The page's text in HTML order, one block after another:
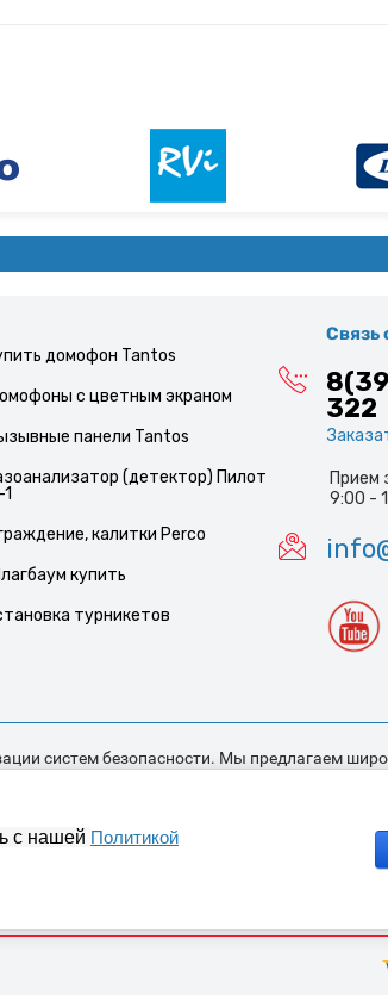
домофон Tantos
с цветным экраном
панели Tantos
(детектор) Пилот
калитки Perco
купить
турникетов
Связь
322
Прием
9:00 -
систем безопасности. Мы предлагаем
Нвокузнецк, Братск, Тайшет и другие
с нашей Политикой